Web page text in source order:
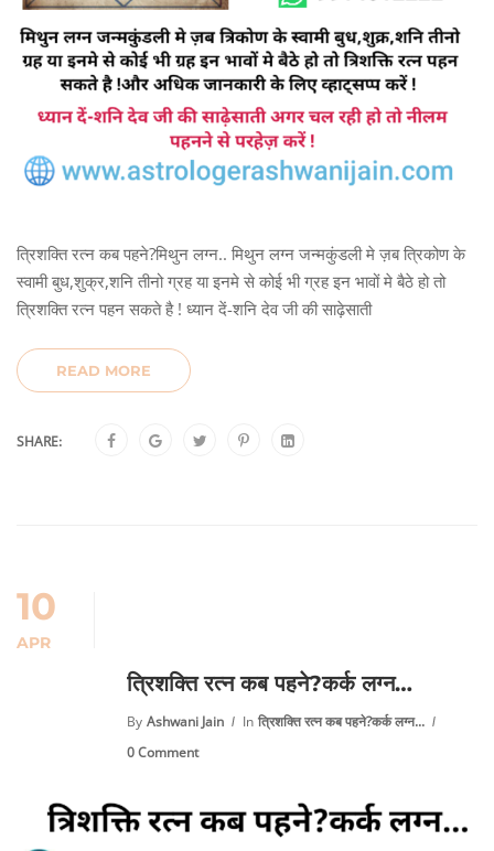
त्रिशक्ति रत्न कब पहने?मिथुन लग्न.. मिथुन लग्न जन्मकुंडली मे ज़ब त्रिकोण के
स्वामी बुध,शुक्र,शनि तीनो ग्रह या इनमे से कोई भी ग्रह इन भावों मे बैठे हो तो
त्रिशक्ति रत्न पहन सकते है ! ध्यान दें-शनि देव जी की साढ़ेसाती
READ MORE
SHARE:
10
APR
त्रिशक्ति रत्न कब पहने?कर्क लग्न…
By Ashwani Jain In त्रिशक्ति रत्न कब पहने?कर्क लग्न...
0 Comment